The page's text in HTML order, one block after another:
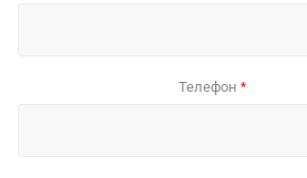
Телефон *